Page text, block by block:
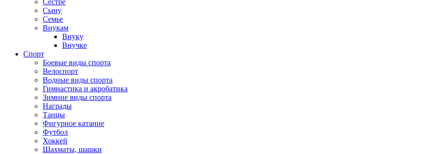
Сестре
Сыну
Семье
Внукам
Внуку
Внучке
Спорт
Боевые виды спорта
Велоспорт
Водные виды спорта
Гимнастика и акробатика
Зимние виды спорта
Награды
Танцы
Фигурное катание
Футбол
Хоккей
Шахматы, шашки